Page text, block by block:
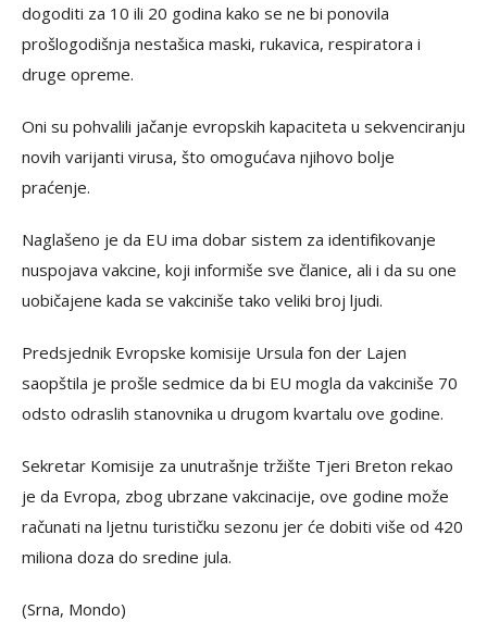
dogoditi za 10 ili 20 godina kako se ne bi ponovila
prošlogodišnja nestašica maski, rukavica, respiratora i
druge opreme.
Oni su pohvalili jačanje evropskih kapaciteta u sekvenciranju
novih varijanti virusa, što omogućava njihovo bolje
praćenje.
Naglašeno je da EU ima dobar sistem za identifikovanje
nuspojava vakcine, koji informiše sve članice, ali i da su one
uobičajene kada se vakciniše tako veliki broj ljudi.
Predsjednik Evropske komisije Ursula fon der Lajen
saopštila je prošle sedmice da bi EU mogla da vakciniše 70
odsto odraslih stanovnika u drugom kvartalu ove godine.
Sekretar Komisije za unutrašnje tržište Tjeri Breton rekao
je da Evropa, zbog ubrzane vakcinacije, ove godine može
računati na ljetnu turističku sezonu jer će dobiti više od 420
miliona doza do sredine jula.
(Srna, Mondo)